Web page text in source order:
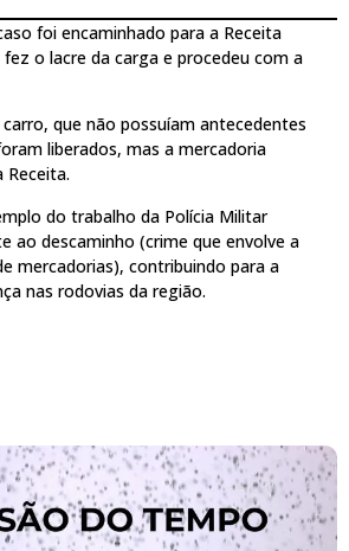
foi encaminhado para a Receita
fez o lacre da carga e procedeu com a
que não possuíam antecedentes
liberados, mas a mercadoria
Receita.
do trabalho da Polícia Militar
ao descaminho (crime que envolve a
mercadorias), contribuindo para a
nas rodovias da região.